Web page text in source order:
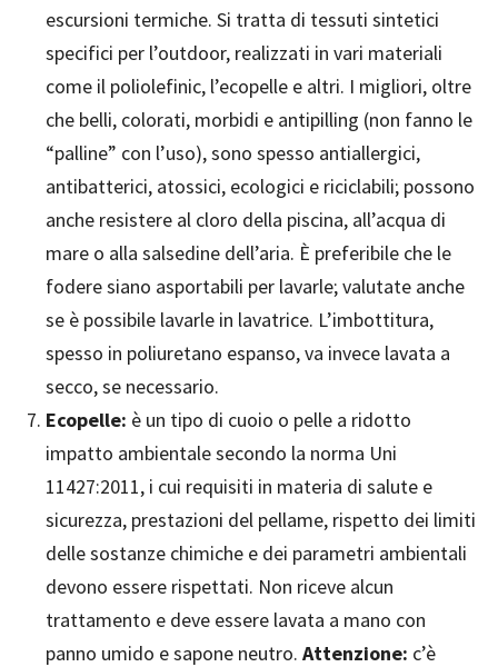
escursioni termiche. Si tratta di tessuti sintetici
specifici per l’outdoor, realizzati in vari materiali
come il poliolefinic, l’ecopelle e altri. I migliori, oltre
che belli, colorati, morbidi e antipilling (non fanno le
“palline” con l’uso), sono spesso antiallergici,
antibatterici, atossici, ecologici e riciclabili; possono
anche resistere al cloro della piscina, all’acqua di
mare o alla salsedine dell’aria. È preferibile che le
fodere siano asportabili per lavarle; valutate anche
se è possibile lavarle in lavatrice. L’imbottitura,
spesso in poliuretano espanso, va invece lavata a
secco, se necessario.
Ecopelle: è un tipo di cuoio o pelle a ridotto
impatto ambientale secondo la norma Uni
11427:2011, i cui requisiti in materia di salute e
sicurezza, prestazioni del pellame, rispetto dei limiti
delle sostanze chimiche e dei parametri ambientali
devono essere rispettati. Non riceve alcun
trattamento e deve essere lavata a mano con
panno umido e sapone neutro. Attenzione: c’è